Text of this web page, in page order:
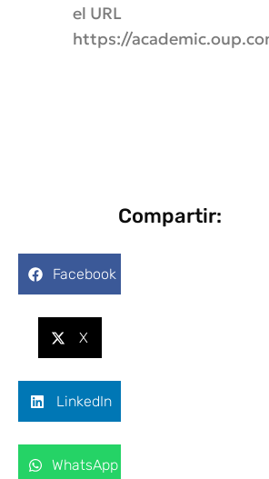
el URL
https://
Compartir:
Facebook
X
LinkedIn
WhatsApp